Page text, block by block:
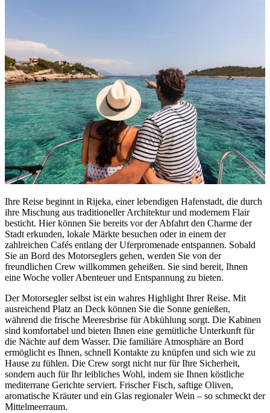
Ihre Reise beginnt in Rijeka, einer lebendigen Hafenstadt, die durch
ihre Mischung aus traditioneller Architektur und modernem Flair
besticht. Hier können Sie bereits vor der Abfahrt den Charme der
Stadt erkunden, lokale Märkte besuchen oder in einem der
zahlreichen Cafés entlang der Uferpromenade entspannen. Sobald
Sie an Bord des Motorseglers gehen, werden Sie von der
freundlichen Crew willkommen geheißen. Sie sind bereit, Ihnen
eine Woche voller Abenteuer und Entspannung zu bieten.
Der Motorsegler selbst ist ein wahres Highlight Ihrer Reise. Mit
ausreichend Platz an Deck können Sie die Sonne genießen,
während die frische Meeresbrise für Abkühlung sorgt. Die Kabinen
sind komfortabel und bieten Ihnen eine gemütliche Unterkunft für
die Nächte auf dem Wasser. Die familiäre Atmosphäre an Bord
ermöglicht es Ihnen, schnell Kontakte zu knüpfen und sich wie zu
Hause zu fühlen. Die Crew sorgt nicht nur für Ihre Sicherheit,
sondern auch für Ihr leibliches Wohl, indem sie Ihnen köstliche
mediterrane Gerichte serviert. Frischer Fisch, saftige Oliven,
aromatische Kräuter und ein Glas regionaler Wein – so schmeckt der
Mittelmeerraum.